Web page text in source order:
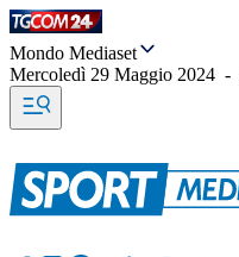
Mondo Mediaset
Mercoledì 29 Maggio 2024 -